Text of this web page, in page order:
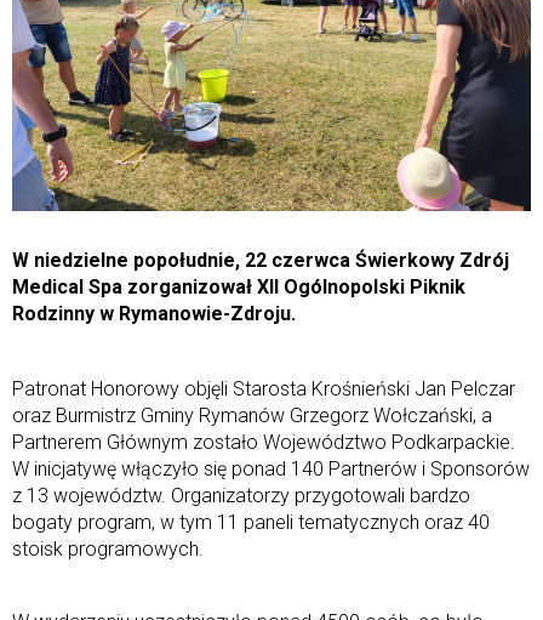
W niedzielne popołudnie, 22 czerwca Świerkowy Zdrój
Medical Spa zorganizował XII Ogólnopolski Piknik
Rodzinny w Rymanowie-Zdroju.
Patronat Honorowy objęli Starosta Krośnieński Jan Pelczar
oraz Burmistrz Gminy Rymanów Grzegorz Wołczański, a
Partnerem Głównym zostało Województwo Podkarpackie.
W inicjatywę włączyło się ponad 140 Partnerów i Sponsorów
z 13 województw. Organizatorzy przygotowali bardzo
bogaty program, w tym 11 paneli tematycznych oraz 40
stoisk programowych.